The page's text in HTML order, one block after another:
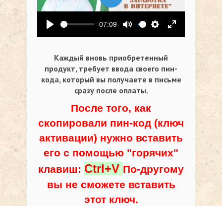
Воспроизвести
-07:09
Выключить звук
Настройки
На весь
Воспроизвести
Каждый вновь приобретенный
продукт, требует ввода своего пин-
кода, который вы получаете в письме
сразу после оплаты.
После того, как
скопировали пин-код (ключ
активации) нужно вставить
его с помощью "горячих"
клавиш: Ctrl+V По-другому
вы не сможете вставить
этот ключ.